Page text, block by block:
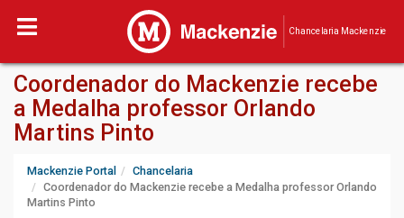
Chancelaria Mackenzie
Coordenador do Mackenzie recebe
a Medalha professor Orlando
Martins Pinto
Mackenzie Portal
Chancelaria
Coordenador do Mackenzie recebe a Medalha professor Orlando
Martins Pinto